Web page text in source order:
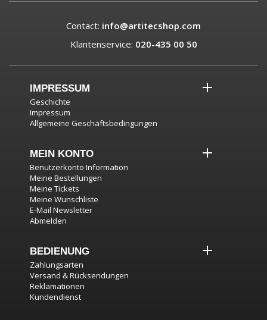
Contact: info@artitecshop.com
Klantenservice: 020-435 00 50
IMPRESSUM
Geschichte
Impressum
Allgemeine Geschäftsbedingungen
MEIN KONTO
Benutzerkonto Information
Meine Bestellungen
Meine Tickets
Meine Wunschliste
E-Mail Newsletter
Abmelden
BEDIENUNG
Zahlungsarten
Versand & Rücksendungen
Reklamationen
Kundendienst